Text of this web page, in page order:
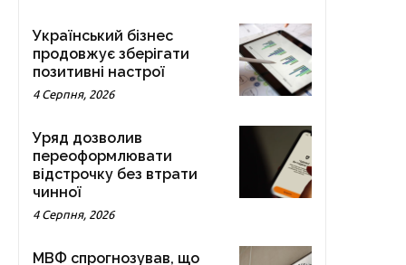
Український бізнес
продовжує зберігати
позитивні настрої
4 Серпня, 2026
Уряд дозволив
переоформлювати
відстрочку без втрати
чинної
4 Серпня, 2026
МВФ спрогнозував, що